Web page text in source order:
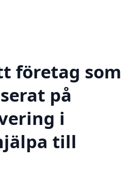
företag som
på
i
till